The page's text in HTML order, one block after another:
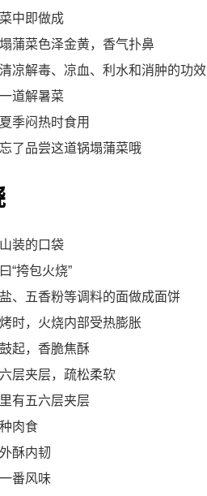
中即做成
蒲菜色泽金黄，香气扑鼻
凉解毒、凉血、利水和消肿的功效
道解暑菜
季闷热时食用
了品尝这道锅塌蒲菜哦
装的口袋
“挎包火烧”
、五香粉等调料的面做成面饼
时，火烧内部受热膨胀
起，香脆焦酥
层夹层，疏松柔软
有五六层夹层
肉食
酥内韧
番风味